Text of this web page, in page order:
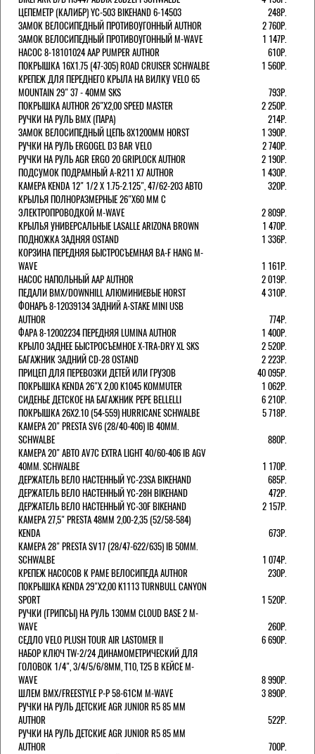
ЦЕПЕМЕТР (КАЛИБР) YC-503 BIKEHAND 6-14503
248Р.
ЗАМОК ВЕЛОСИПЕДНЫЙ ПРОТИВОУГОННЫЙ AUTHOR
2 760Р.
ЗАМОК ВЕЛОСИПЕДНЫЙ ПРОТИВОУГОННЫЙ M-WAVE
1 147Р.
НАСОС 8-18101024 AAP PUMPER AUTHOR
610Р.
ПОКРЫШКА 16X1.75 (47-305) ROAD CRUISER SCHWALBE
1 560Р.
КРЕПЕЖ ДЛЯ ПЕРЕДНЕГО КРЫЛА НА ВИЛКУ VELO 65
MOUNTAIN 29" 37 - 40ММ SKS
793Р.
ПОКРЫШКА AUTHOR 26"Х2,00 SPEED MASTER
2 250Р.
РУЧКИ НА РУЛЬ BMX (ПАРА)
214Р.
ЗАМОК ВЕЛОCИПЕДНЫЙ ЦЕПЬ 8Х1200ММ HORST
1 390Р.
РУЧКИ НА РУЛЬ ERGOGEL D3 BAR VELO
2 740Р.
РУЧКИ НА РУЛЬ AGR ERGO 20 GRIPLOCK AUTHOR
2 190Р.
ПОДСУМОК ПОДРАМНЫЙ A-R211 X7 AUTHOR
1 430Р.
КАМЕРА KENDA 12" 1/2 Х 1.75-2.125", 47/62-203 АВТО
320Р.
КРЫЛЬЯ ПОЛНОРАЗМЕРНЫЕ 26"Х60 ММ С
ЭЛЕКТРОПРОВОДКОЙ M-WAVE
2 809Р.
КРЫЛЬЯ УНИВЕРСАЛЬНЫЕ LASALLE ARIZONA BROWN
1 470Р.
ПОДНОЖКА ЗАДНЯЯ OSTAND
1 336Р.
КОРЗИНА ПЕРЕДНЯЯ БЫСТРОСЪЕМНАЯ BA-F HANG M-
WAVE
1 161Р.
НАСОС НАПОЛЬНЫЙ AAP AUTHOR
2 019Р.
ПЕДАЛИ BMX/DOWNHILL АЛЮМИНИЕВЫЕ HORST
4 310Р.
ФОНАРЬ 8-12039134 ЗАДНИЙ A-STAKE MINI USB
AUTHOR
774Р.
ФАРА 8-12002234 ПЕРЕДНЯЯ LUMINA AUTHOR
1 400Р.
КРЫЛО ЗАДНЕЕ БЫСТРОСЪЕМНОЕ X-TRA-DRY XL SKS
2 520Р.
БАГАЖНИК ЗАДНИЙ CD-28 OSTAND
2 223Р.
ПРИЦЕП ДЛЯ ПЕРЕВОЗКИ ДЕТЕЙ ИЛИ ГРУЗОВ
40 095Р.
ПОКРЫШКА KENDA 26"Х 2,00 K1045 KOMMUTER
1 062Р.
СИДЕНЬЕ ДЕТСКОЕ НА БАГАЖНИК PEPE BELLELLI
6 210Р.
ПОКРЫШКА 26X2.10 (54-559) HURRICANE SCHWALBE
5 718Р.
КАМЕРА 20" PRESTA SV6 (28/40-406) IB 40MM.
SCHWALBE
880Р.
КАМЕРА 20" АВТО AV7C EXTRA LIGHT 40/60-406 IB AGV
40MM. SCHWALBE
1 170Р.
ДЕРЖАТЕЛЬ ВЕЛО НАСТЕННЫЙ YC-23SA BIKEHAND
685Р.
ДЕРЖАТЕЛЬ ВЕЛО НАСТЕННЫЙ YC-28H BIKEHAND
472Р.
ДЕРЖАТЕЛЬ ВЕЛО НАСТЕННЫЙ YC-30F BIKEHAND
2 157Р.
КАМЕРА 27,5" PRESTA 48ММ 2,00-2,35 (52/58-584)
KENDA
673Р.
КАМЕРА 28" PRESTA SV17 (28/47-622/635) IB 50MM.
SCHWALBE
1 074Р.
КРЕПЕЖ НАСОСОВ К РАМЕ ВЕЛОСИПЕДА AUTHOR
230Р.
ПОКРЫШКА KENDA 29"Х2,00 K1113 TURNBULL CANYON
SPORT
1 520Р.
РУЧКИ (ГРИПСЫ) НА РУЛЬ 130ММ CLOUD BASE 2 M-
WAVE
260Р.
СЕДЛО VELO PLUSH TOUR AIR LASTOMER II
6 690Р.
НАБОР КЛЮЧ TW-2/24 ДИНАМОМЕТРИЧЕСКИЙ ДЛЯ
ГОЛОВОК 1/4", 3/4/5/6/8ММ, T10, T25 В КЕЙСЕ M-
WAVE
8 990Р.
ШЛЕМ ВМХ/FREESTYLE Р-Р 58-61СМ M-WAVE
3 890Р.
РУЧКИ НА РУЛЬ ДЕТСКИЕ AGR JUNIOR R5 85 ММ
AUTHOR
522Р.
РУЧКИ НА РУЛЬ ДЕТСКИЕ AGR JUNIOR R5 85 ММ
AUTHOR
700Р.